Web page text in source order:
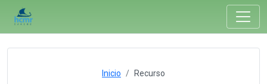
Inicio Recurso